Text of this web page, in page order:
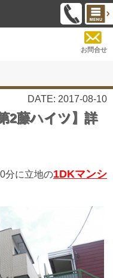
お問合せ
DATE: 2017-08-10
2藤ハイツ】詳
分に立地の1DKマンシ